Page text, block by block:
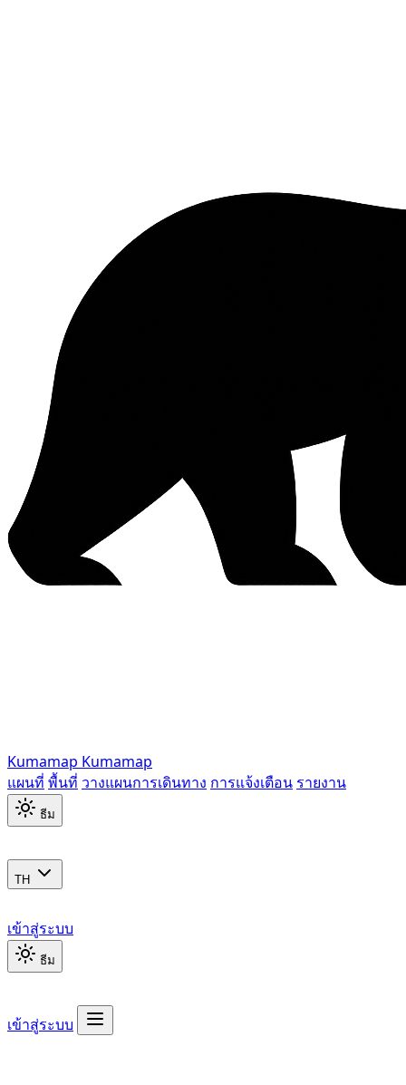
Kumamap Kumamap
แผนที่ พื้นที่ วางแผนการเดินทาง การแจ้งเตือน รายงาน
ธีม
TH
เข้าสู่ระบบ
ธีม
เข้าสู่ระบบ